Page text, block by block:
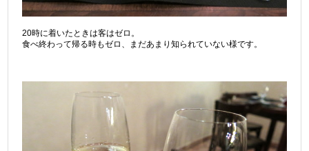
20時に着いたときは客はゼロ。
食べ終わって帰る時もゼロ、まだあまり知られていない様です。